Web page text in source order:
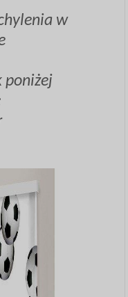
w
poniżej